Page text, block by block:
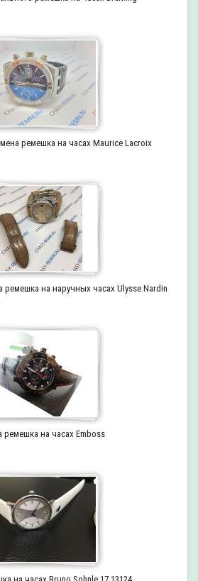
ремешка на часах Maurice Lacroix
ремешка на наручных часах Ulysse Nardin
ремешка на часах Emboss